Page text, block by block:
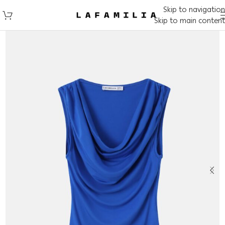
Skip to navigation
Skip to main content